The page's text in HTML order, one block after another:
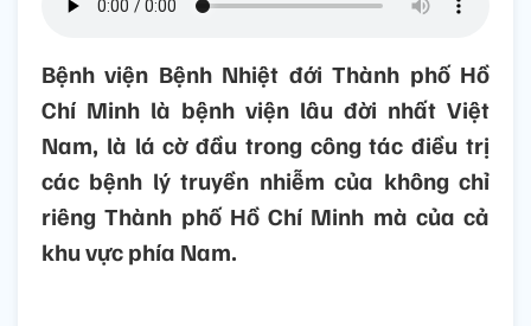
Bệnh viện Bệnh Nhiệt đới Thành phố Hồ
Chí Minh là bệnh viện lâu đời nhất Việt
Nam, là lá cờ đầu trong công tác điều trị
các bệnh lý truyền nhiễm của không chỉ
riêng Thành phố Hồ Chí Minh mà của cả
khu vực phía Nam.